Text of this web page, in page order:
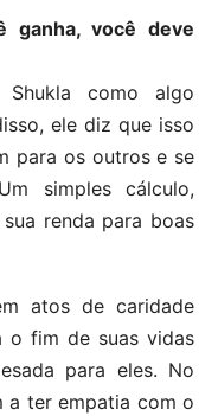
ganha, você deve
como algo
ele diz que isso
para os outros e se
simples cálculo,
renda para boas
atos de caridade
o fim de suas vidas
para eles. No
a ter empatia com o